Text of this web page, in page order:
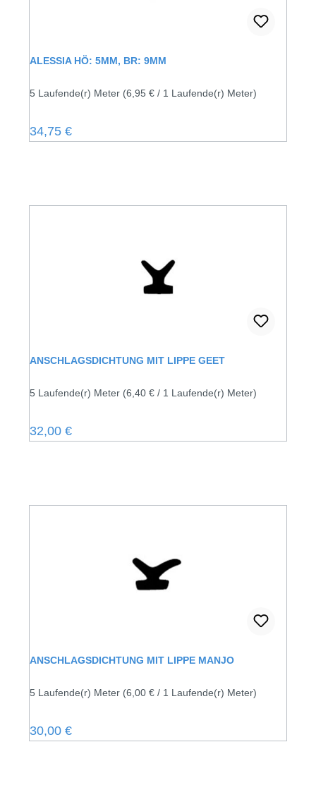
ALESSIA HÖ: 5MM, BR: 9MM
5 Laufende(r) Meter (6,95 € / 1 Laufende(r) Meter)
Regulärer Preis:
34,75 €
ANSCHLAGSDICHTUNG MIT LIPPE GEET
5 Laufende(r) Meter (6,40 € / 1 Laufende(r) Meter)
Regulärer Preis:
32,00 €
ANSCHLAGSDICHTUNG MIT LIPPE MANJO
5 Laufende(r) Meter (6,00 € / 1 Laufende(r) Meter)
Regulärer Preis:
30,00 €